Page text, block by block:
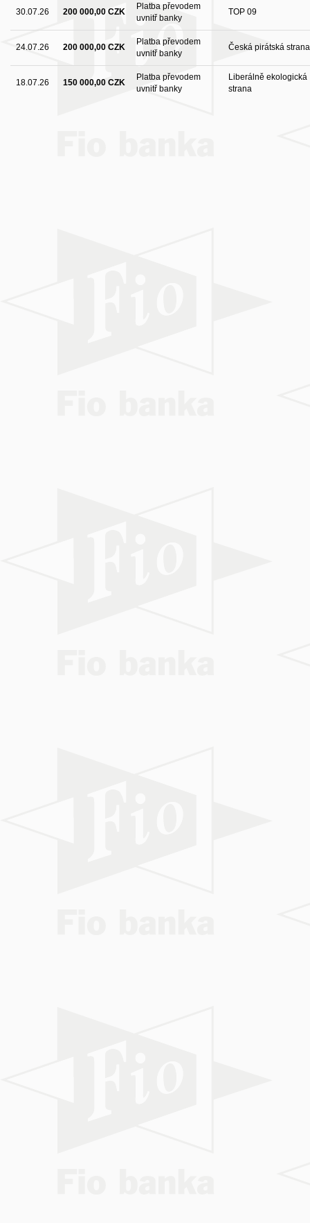
30.07.26 200 000,00 CZK
Platba převodem
uvnitř banky
TOP 09
24.07.26 200 000,00 CZK
Platba převodem
uvnitř banky
Česká pirátská strana
18.07.26 150 000,00 CZK
Platba převodem
uvnitř banky
Liberálně ekologická
strana